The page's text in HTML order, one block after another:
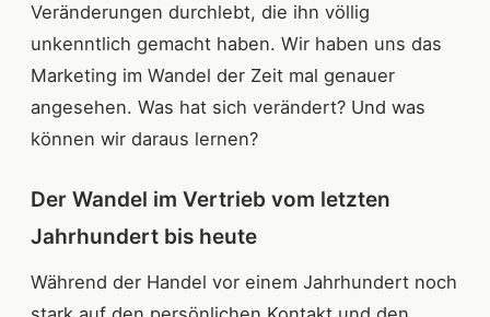
Veränderungen durchlebt, die ihn völlig
unkenntlich gemacht haben. Wir haben uns das
Marketing im Wandel der Zeit mal genauer
angesehen. Was hat sich verändert? Und was
können wir daraus lernen?
Der Wandel im Vertrieb vom letzten
Jahrhundert bis heute
Während der Handel vor einem Jahrhundert noch